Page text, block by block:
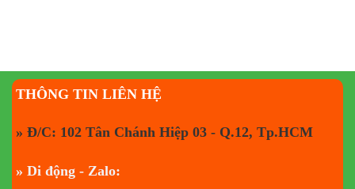
THÔNG TIN LIÊN HỆ
» Đ/C: 102 Tân Chánh Hiệp 03 - Q.12, Tp.HCM
» Di động - Zalo: